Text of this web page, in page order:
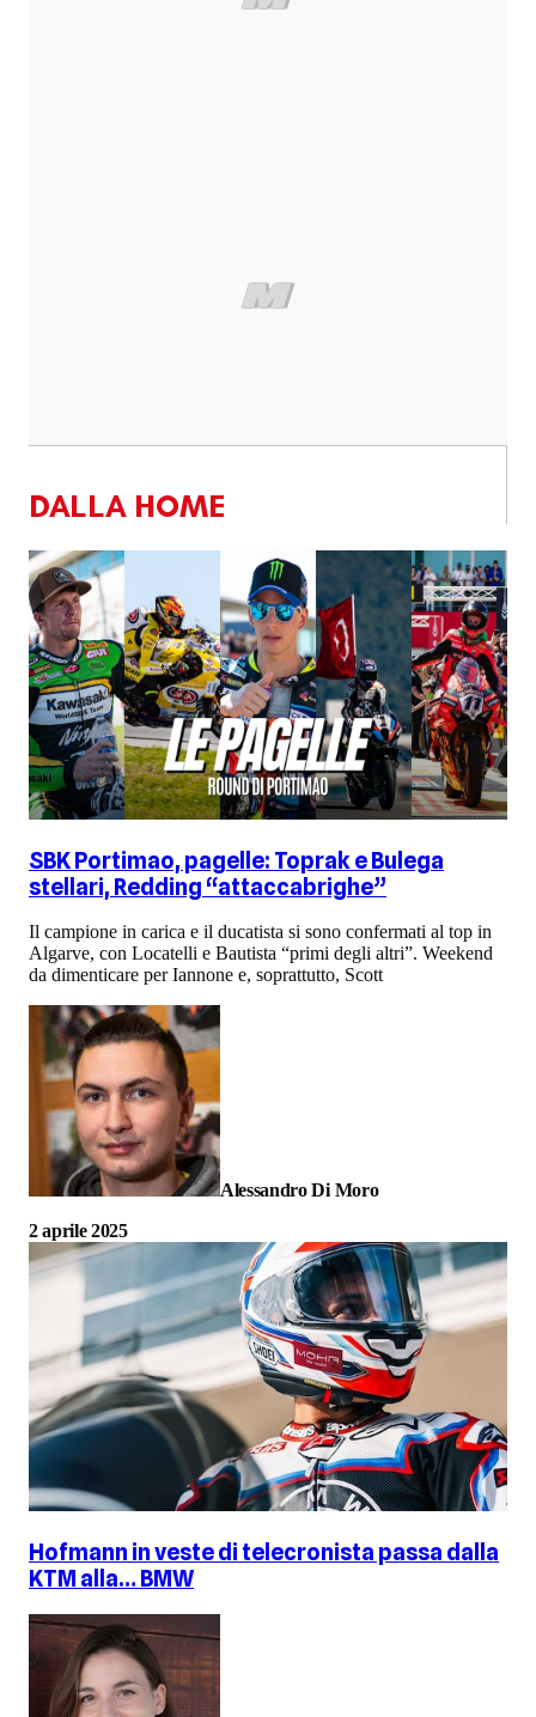
DALLA HOME
SBK Portimao, pagelle: Toprak e Bulega
stellari, Redding “attaccabrighe”
Il campione in carica e il ducatista si sono confermati al top in
Algarve, con Locatelli e Bautista “primi degli altri”. Weekend
da dimenticare per Iannone e, soprattutto, Scott
Alessandro Di Moro
2 aprile 2025
Hofmann in veste di telecronista passa dalla
KTM alla… BMW